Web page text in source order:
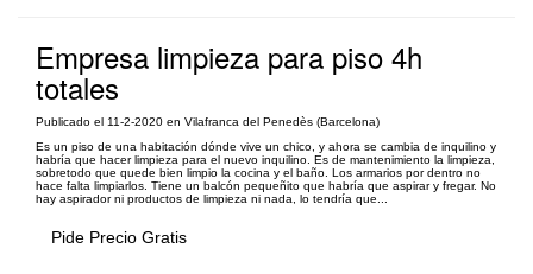
Empresa limpieza para piso 4h
totales
Publicado el 11-2-2020 en Vilafranca del Penedès (Barcelona)
Es un piso de una habitación dónde vive un chico, y ahora se cambia de inquilino y
habría que hacer limpieza para el nuevo inquilino. Es de mantenimiento la limpieza,
sobretodo que quede bien limpio la cocina y el baño. Los armarios por dentro no
hace falta limpiarlos. Tiene un balcón pequeñito que habría que aspirar y fregar. No
hay aspirador ni productos de limpieza ni nada, lo tendría que...
Pide Precio Gratis